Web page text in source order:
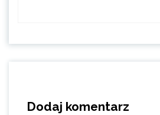
Dodaj komentarz